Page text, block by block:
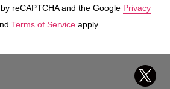
reCAPTCHA and the Google Privacy
Terms of Service apply.